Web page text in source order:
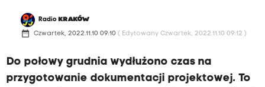
Radio KRAKÓW
date_range Czwartek, 2022.11.10 09:10 ( Edytowany Czwartek, 2022.11.10 09:12 )
Do połowy grudnia wydłużono czas na
przygotowanie dokumentacji projektowej. To